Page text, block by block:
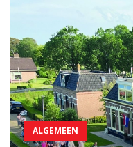
ALGEMEEN